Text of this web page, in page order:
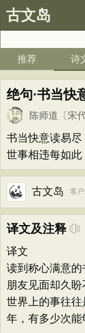
古文岛
推荐 诗
绝句·书当快
陈师道 〔宋
书当快意读易尽
世事相违每如此
古文岛 客
译文及注释
译文
读到称心满意
朋友见面却久盼
世界上的事往
年，有多少次能